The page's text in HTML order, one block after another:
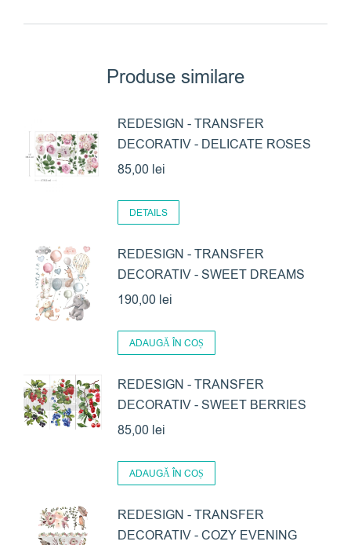
Produse similare
REDESIGN - TRANSFER
DECORATIV - DELICATE ROSES
85,00 lei
DETAILS
REDESIGN - TRANSFER
DECORATIV - SWEET DREAMS
190,00 lei
ADAUGĂ ÎN COȘ
REDESIGN - TRANSFER
DECORATIV - SWEET BERRIES
85,00 lei
ADAUGĂ ÎN COȘ
REDESIGN - TRANSFER
DECORATIV - COZY EVENING